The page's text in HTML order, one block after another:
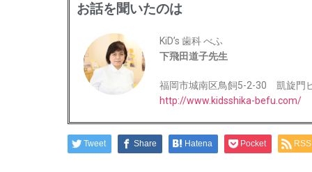
お話を聞いたのは
KiD’s 歯科 べふ
下飛田道子先生
福岡市城南区鳥飼5-2-30 凱旋門
http://www.kidsshika-befu.com/
Tweet Share Hatena Pocket RSS